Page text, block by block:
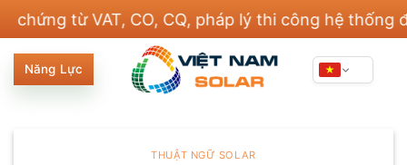
nội
dung
từ VAT, CO, CQ, pháp lý thi công hệ thống điện
Năng Lực
THUẬT NGỮ SOLAR